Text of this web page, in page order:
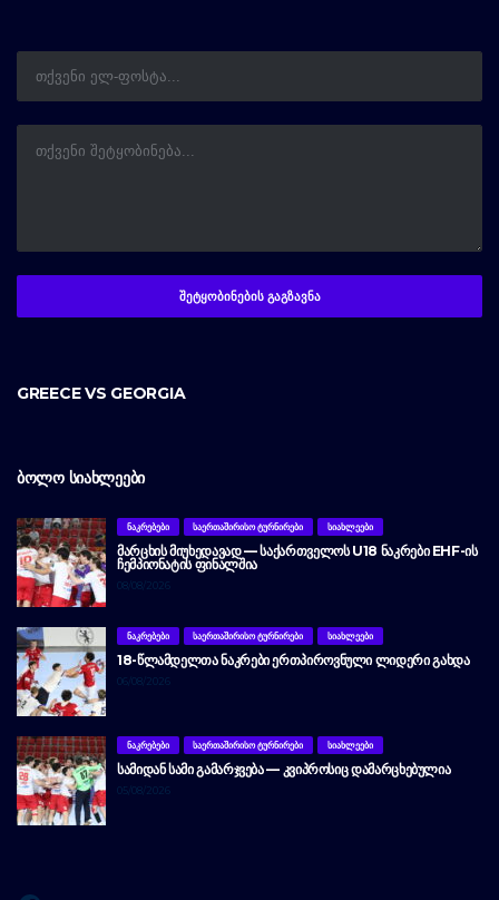
GREECE VS GEORGIA
ᲑᲝᲚᲝ ᲡᲘᲐᲮᲚᲔᲔᲑᲘ
ᲜᲐᲙᲠᲔᲑᲔᲑᲘ ᲡᲐᲔᲠᲗᲐᲨᲘᲠᲘᲡᲝ ᲢᲣᲠᲜᲘᲠᲔᲑᲘ ᲡᲘᲐᲮᲚᲔᲔᲑᲘ
ᲛᲐᲠᲪᲮᲘᲡ ᲛᲘᲣᲮᲔᲓᲐᲕᲐᲓ — ᲡᲐᲥᲐᲠᲗᲕᲔᲚᲝᲡ U18 ᲜᲐᲙᲠᲔᲑᲘ EHF-ᲘᲡ
ᲩᲔᲛᲞᲘᲝᲜᲐᲢᲘᲡ ᲤᲘᲜᲐᲚᲨᲘᲐ
08/08/2026
ᲜᲐᲙᲠᲔᲑᲔᲑᲘ ᲡᲐᲔᲠᲗᲐᲨᲘᲠᲘᲡᲝ ᲢᲣᲠᲜᲘᲠᲔᲑᲘ ᲡᲘᲐᲮᲚᲔᲔᲑᲘ
18-ᲬᲚᲐᲛᲓᲔᲚᲗᲐ ᲜᲐᲙᲠᲔᲑᲘ ᲔᲠᲗᲞᲘᲠᲝᲕᲜᲣᲚᲘ ᲚᲘᲓᲔᲠᲘ ᲒᲐᲮᲓᲐ
06/08/2026
ᲜᲐᲙᲠᲔᲑᲔᲑᲘ ᲡᲐᲔᲠᲗᲐᲨᲘᲠᲘᲡᲝ ᲢᲣᲠᲜᲘᲠᲔᲑᲘ ᲡᲘᲐᲮᲚᲔᲔᲑᲘ
ᲡᲐᲛᲘᲓᲐᲜ ᲡᲐᲛᲘ ᲒᲐᲛᲐᲠᲯᲕᲔᲑᲐ — ᲙᲕᲘᲞᲠᲝᲡᲘᲪ ᲓᲐᲛᲐᲠᲪᲮᲔᲑᲣᲚᲘᲐ
05/08/2026